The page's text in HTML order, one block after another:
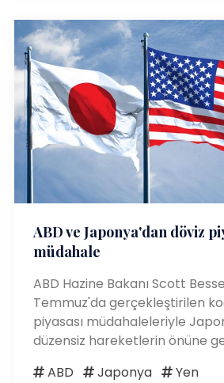
ABD ve Japonya'dan döviz
müdahale
ABD Hazine Bakanı Scott
Temmuz'da gerçekleştirilen
piyasası müdahaleleriyle
düzensiz hareketlerin önüne
ABD
Japonya Yen